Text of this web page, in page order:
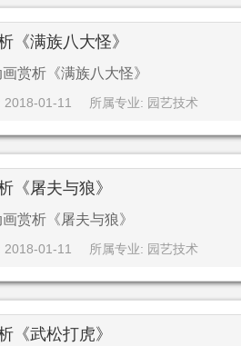
《满族八大怪》
赏析《满族八大怪》
2018-01-11 所属专业: 园艺技术
《屠夫与狼》
赏析《屠夫与狼》
2018-01-11 所属专业: 园艺技术
《武松打虎》